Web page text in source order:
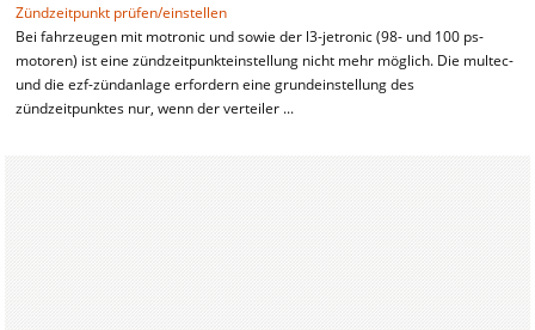
Zündzeitpunkt prüfen/einstellen
Bei fahrzeugen mit motronic und sowie der l3-jetronic (98- und 100 ps-
motoren) ist eine zündzeitpunkteinstellung nicht mehr möglich. Die multec-
und die ezf-zündanlage erfordern eine grundeinstellung des
zündzeitpunktes nur, wenn der verteiler ...